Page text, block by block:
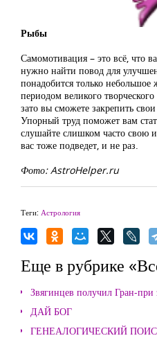
Рыбы
Самомотивация – это всё, что
нужно найти повод для
понадобится только небольшое
периодом великого
зато вы сможете закрепить
Упорный труд поможет вам
слушайте слишком часто свою
вас тоже подведет, и не раз.
Фото: AstroHelper.ru
Теги: Астрология
Еще в рубрике
Звягинцев получил Гран-
ДАЙ БОГ
ГЕНЕАЛОГИЧЕСКИЙ